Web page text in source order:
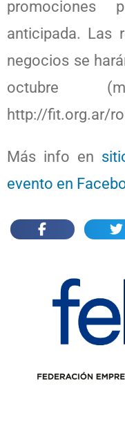
promociones
anticipada. Las
negocios se
octubre
http://fit.org.ar/
Más info en
evento en